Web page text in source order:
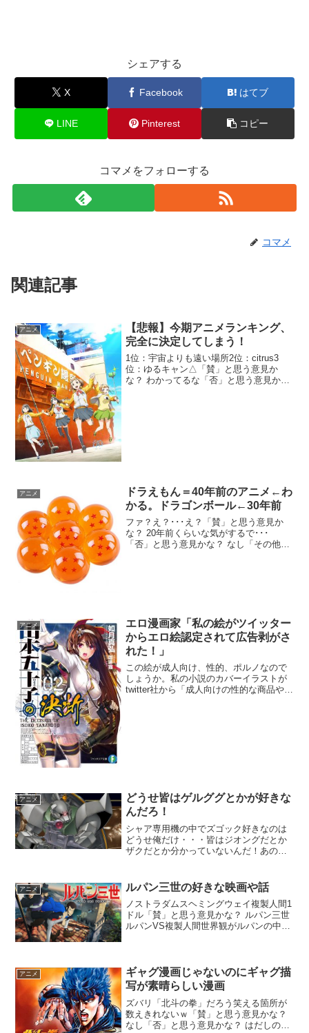
シェアする
X Facebook はてブ
LINE Pinterest コピー
コマメをフォローする
コマメ
関連記事
アニメ
【悲報】今期アニメランキング、
完全に決定してしまう！
1位：宇宙よりも遠い場所2位：citrus3
位：ゆるキャン△「賛」と思う意見か
な？ わかってるな「否」と思う意見か
アニメ
ドラえもん＝40年前のアニメ←わ
かる。ドラゴンボール←30年前
ファ？え？･･･え？「賛」と思う意見か
な？ 20年前くらいな気がするで･･･
「否」と思う意見かな？ なし「その他」
アニメ
エロ漫画家「私の絵がツイッター
からエロ絵認定されて広告剥がさ
れた！」
この絵が成人向け、性的、ポルノなので
しょうか。私の小説のカバーイラストが
twitter社から「成人向けの性的な商品やサ
アニメ
どうせ皆はゲルググとかが好きな
んだろ！
シャア専用機の中でズゴック好きなのは
どうせ俺だけ・・・皆はジオングだとか
ザクだとか分かっていないんだ！あの独
くれないかなぁ・・・「賛」と思う意見
かな？ 賛成「否」と思う意...
アニメ ルパン三世の好きな映画や話
ノストラダムスヘミングウェイ複製人間1
ドル「賛」と思う意見かな？ ルパン三世
ルパンVS複製人間世界観がルパンの中で
子の乳...
アニメ
ギャグ漫画じゃないのにギャグ描
写が素晴らしい漫画
ズバリ「北斗の拳」だろう笑える箇所が
数えきれないｗ「賛」と思う意見かな？
なし「否」と思う意見かな？ はだしのゲ